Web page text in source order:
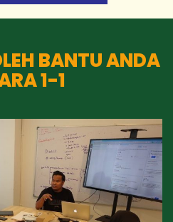
BANTU ANDA
1-1